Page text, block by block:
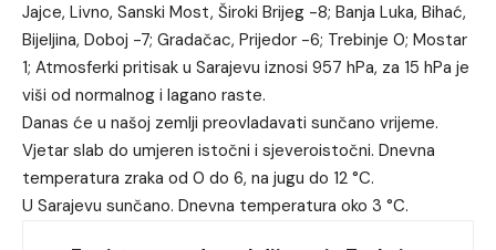
Jajce, Livno, Sanski Most, Široki Brijeg -8; Banja Luka, Bihać,
Bijeljina, Doboj -7; Gradačac, Prijedor -6; Trebinje 0; Mostar
1; Atmosferki pritisak u Sarajevu iznosi 957 hPa, za 15 hPa je
viši od normalnog i lagano raste.
Danas će u našoj zemlji preovladavati sunčano vrijeme.
Vjetar slab do umjeren istočni i sjeveroistočni. Dnevna
temperatura zraka od 0 do 6, na jugu do 12 °C.
U Sarajevu sunčano. Dnevna temperatura oko 3 °C.